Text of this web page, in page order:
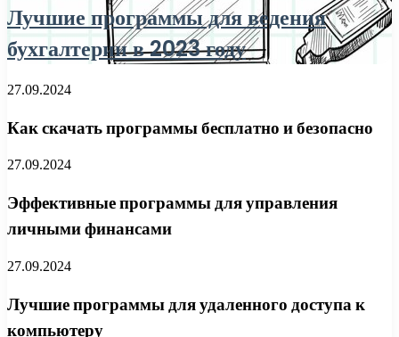
Лучшие программы для ведения
бухгалтерии в 2023 году
27.09.2024
Как скачать программы бесплатно и безопасно
27.09.2024
Эффективные программы для управления
личными финансами
27.09.2024
Лучшие программы для удаленного доступа к
компьютеру